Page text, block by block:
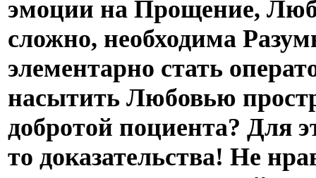
эмоции на Прощение,
сложно, необходима
элементарно стать
насытить Любовью
добротой поциента? Для
то доказательства! Не